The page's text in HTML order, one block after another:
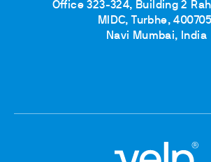
Office 323-324, Building 2
MIDC, Turbhe,
Navi Mumbai, India